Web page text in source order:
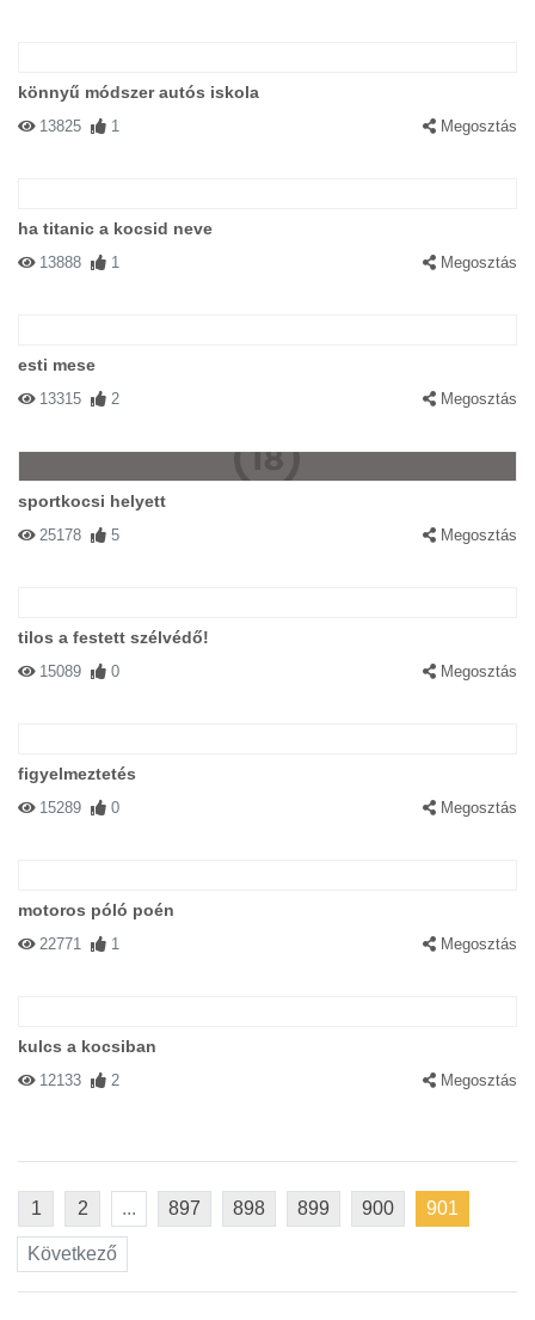
könnyű módszer autós iskola
13825 1 Megosztás
ha titanic a kocsid neve
13888 1 Megosztás
esti mese
13315 2 Megosztás
sportkocsi helyett
25178 5 Megosztás
tilos a festett szélvédő!
15089 0 Megosztás
figyelmeztetés
15289 0 Megosztás
motoros póló poén
22771 1 Megosztás
kulcs a kocsiban
12133 2 Megosztás
1 2 ... 897 898 899 900 901
Következő